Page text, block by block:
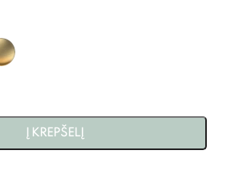
Į KREPŠELĮ